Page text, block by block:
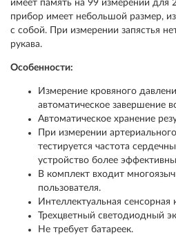
имеет память на 99 измерений для
прибор имеет небольшой размер,
с собой. При измерении запястья
рукава.
Особенности:
Измерение кровяного
автоматическое завершение
Автоматическое хранение
При измерении
тестируется частота
устройство более
В комплект входит
пользователя.
Интеллектуальная сенсорная
Трехцветный светодиодный
Не требует батареек.